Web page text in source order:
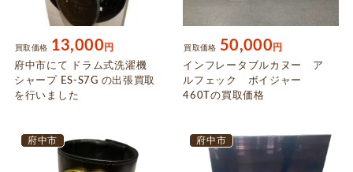
府中市にて ドラム式洗濯機
シャープ ES-S7G の出張買取
を行いました
買取価格 13,000 円
インフレータブルカヌー ア
ルフェック ボイジャー
460Tの買取価格
買取価格 50,000 円
府中市 府中市